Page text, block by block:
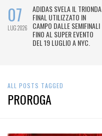
07
LUG 2026
ADIDAS SVELA IL TRIONDA
FINAL UTILIZZATO IN
CAMPO DALLE SEMIFINALI
FINO AL SUPER EVENTO
DEL 19 LUGLIO A NYC.
ALL POSTS TAGGED
PROROGA